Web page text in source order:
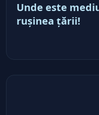
Unde este
ruşinea ţării!